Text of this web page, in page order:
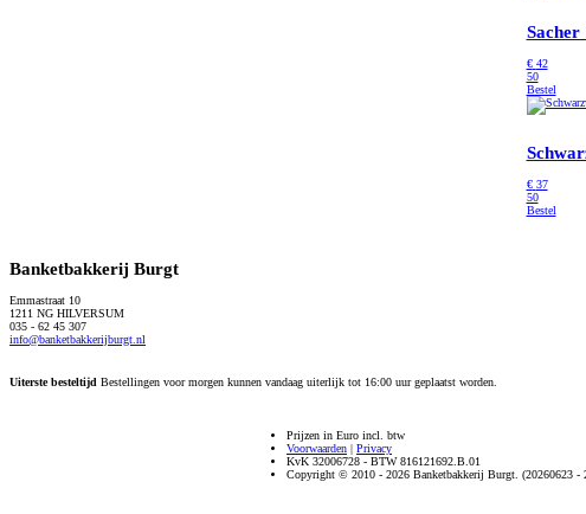
Sacher
€ 42
50
Bestel
€ 37
50
Bestel
Banketbakkerij Burgt
Emmastraat 10
1211 NG HILVERSUM
035 - 62 45 307
info@banketbakkerijburgt.nl
Uiterste besteltijd Bestellingen voor morgen kunnen vandaag uiterlijk tot 16:00 uur geplaatst worden.
Prijzen in Euro incl. btw
Voorwaarden | Privacy
KvK 32006728 - BTW 816121692.B.01
Copyright © 2010 - 2026 Banketbakkerij Burgt. (20260623 -